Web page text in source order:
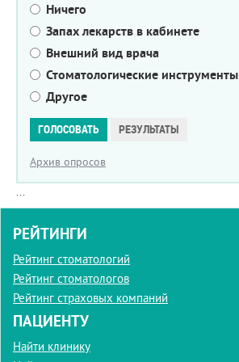
Ничего
Запах лекарств в кабинете
Внешний вид врача
Стоматологические инструменты
Другое
ГОЛОСОВАТЬ РЕЗУЛЬТАТЫ
Архив опросов
...
РЕЙТИНГИ
Рейтинг стоматологий
Рейтинг стоматологов
Рейтинг страховых компаний
ПАЦИЕНТУ
Найти клинику